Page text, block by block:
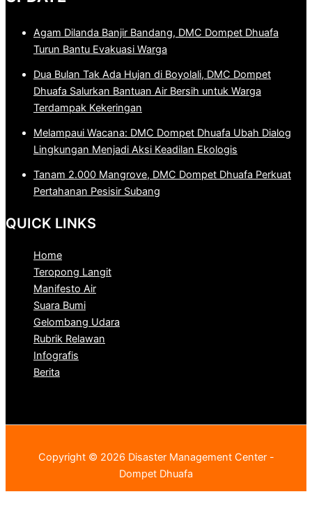
Agam Dilanda Banjir Bandang, DMC Dompet Dhuafa
Turun Bantu Evakuasi Warga
Dua Bulan Tak Ada Hujan di Boyolali, DMC Dompet
Dhuafa Salurkan Bantuan Air Bersih untuk Warga
Terdampak Kekeringan
Melampaui Wacana: DMC Dompet Dhuafa Ubah Dialog
Lingkungan Menjadi Aksi Keadilan Ekologis
Tanam 2.000 Mangrove, DMC Dompet Dhuafa Perkuat
Pertahanan Pesisir Subang
QUICK LINKS
Home
Teropong Langit
Manifesto Air
Suara Bumi
Gelombang Udara
Rubrik Relawan
Infografis
Berita
Copyright © 2026 Disaster Management Center -
Dompet Dhuafa